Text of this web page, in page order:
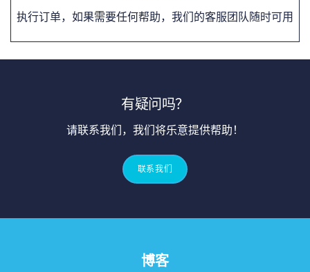
执行订单，如果需要任何帮助，我们的客服团队随时可用
有疑问吗？
请联系我们，我们将乐意提供帮助！
联系我们
博客